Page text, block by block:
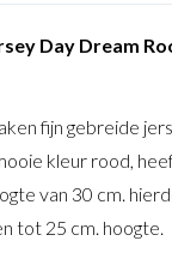
Day Dream
fijn gebreide
kleur rood,
van 30 cm.
tot 25 cm. hoogte.